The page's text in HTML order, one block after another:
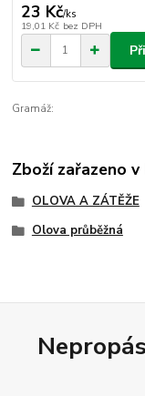
23 Kč/ks
19,01 Kč bez DPH
Gramáž:
Zboží zařazeno
OLOVA A ZÁTĚŽE
Olova průběžná